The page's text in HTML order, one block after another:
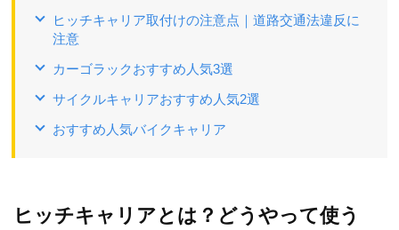
ヒッチキャリア取付けの注意点｜道路交通法違反に
注意
カーゴラックおすすめ人気3選
サイクルキャリアおすすめ人気2選
おすすめ人気バイクキャリア
ヒッチキャリアとは？どうやって使う